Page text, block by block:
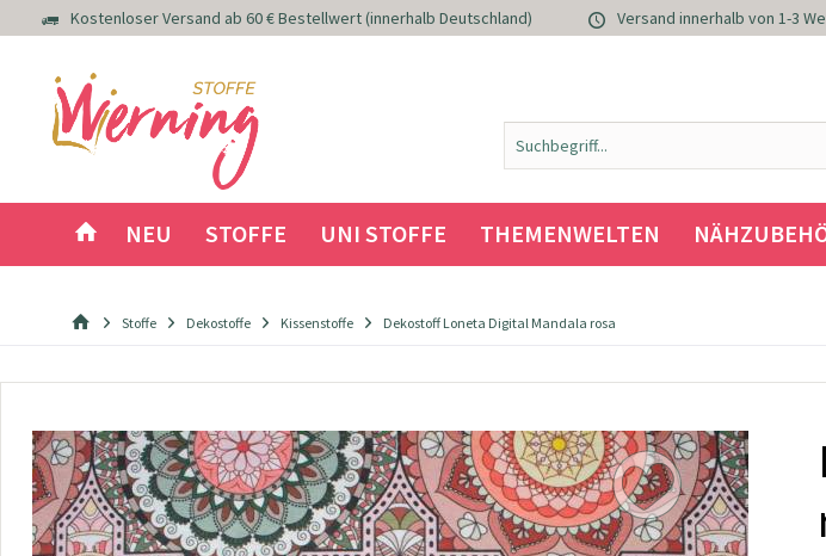
Kostenloser Versand ab 60 € Bestellwert (innerhalb Deutschland) Versand innerhalb von 1-3
NEU STOFFE UNI STOFFE THEMENWELTEN
Stoffe Dekostoffe Kissenstoffe Dekostoff Loneta Digital Mandala rosa